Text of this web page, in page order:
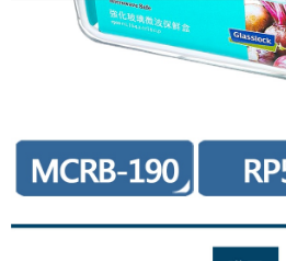
每筆NT$85，滿NT$249(含以上)免運費
付款後7-11取貨
每筆NT$85，滿NT$499(含以上)免運費
宅配
每筆NT$85，滿NT$499(含以上)免運費